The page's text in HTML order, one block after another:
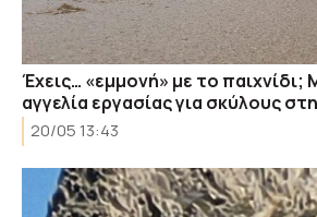
Έχεις… «εμμονή» με το παιχνίδι;
αγγελία εργασίας για σκύλους
20/05 13:43